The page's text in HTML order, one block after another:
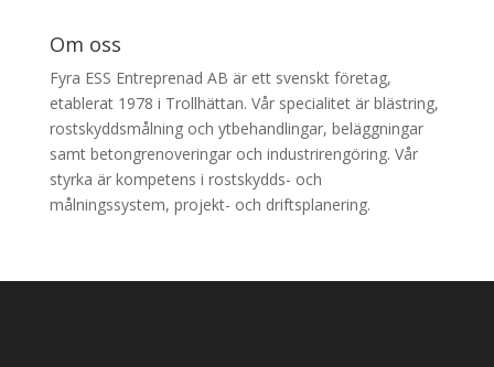
Om oss
Fyra ESS Entreprenad AB är ett svenskt företag,
etablerat 1978 i Trollhättan. Vår specialitet är blästring,
rostskyddsmålning och ytbehandlingar, beläggningar
samt betongrenoveringar och industrirengöring. Vår
styrka är kompetens i rostskydds- och
målningssystem, projekt- och driftsplanering.